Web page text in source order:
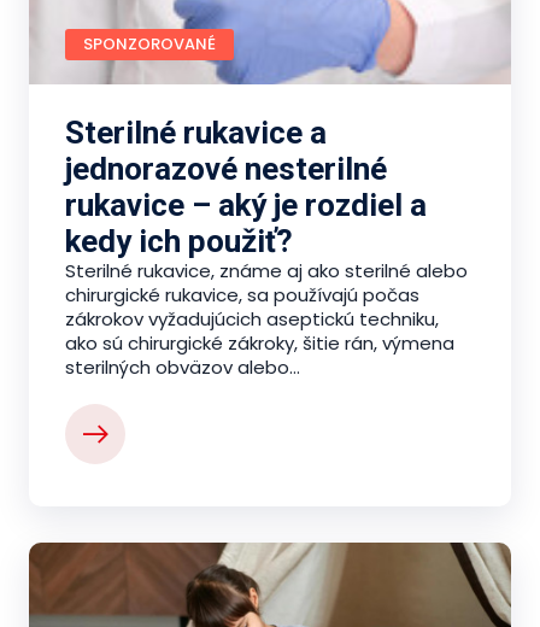
SPONZOROVANÉ
Sterilné rukavice a
jednorazové nesterilné
rukavice – aký je rozdiel a
kedy ich použiť?
Sterilné rukavice, známe aj ako sterilné alebo
chirurgické rukavice, sa používajú počas
zákrokov vyžadujúcich aseptickú techniku,
ako sú chirurgické zákroky, šitie rán, výmena
sterilných obväzov alebo...